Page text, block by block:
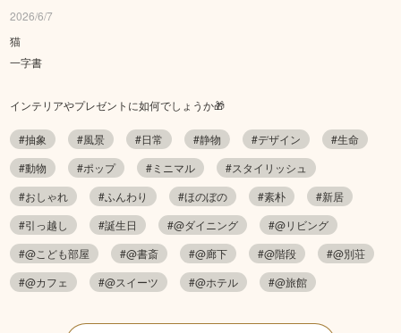
2026/6/7
猫
一字書
インテリアやプレゼントに如何でしょうか🎁
#抽象 #風景 #日常 #静物 #デザイン
#生命
#動物
#ポップ #ミニマル
#スタイリッシュ
#おしゃれ
#ふんわり #ほのぼの #素朴
#新居
#引っ越し
#誕生日 #@ダイニング
#@リビング
#@こども部屋
#@書斎 #@廊下 #@階段
#@別荘
#@カフェ
#@スイーツ #@ホテル #@旅館